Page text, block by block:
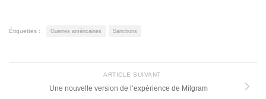
Étiquettes : Guerres américaines Sanctions
ARTICLE SUIVANT
Une nouvelle version de l’expérience de Milgram